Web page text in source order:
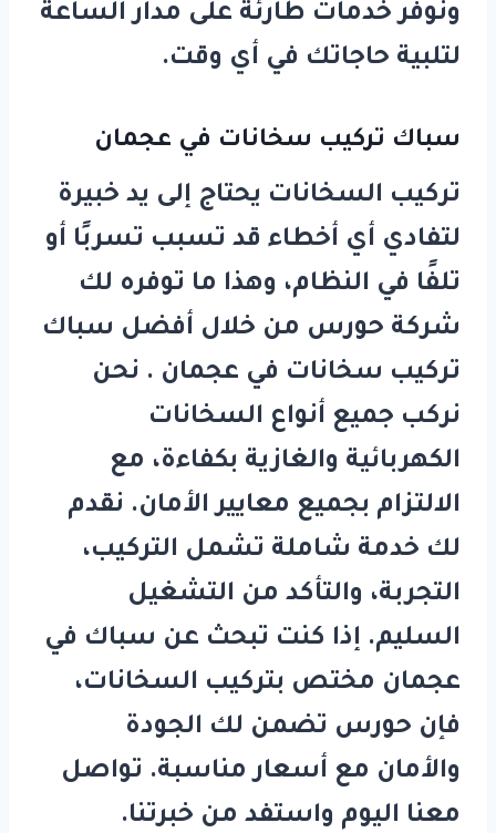
ونوفر خدمات طارئة على مدار الساعة
لتلبية حاجاتك في أي وقت.
سباك تركيب سخانات في عجمان
تركيب السخانات يحتاج إلى يد خبيرة
لتفادي أي أخطاء قد تسبب تسربًا أو
تلفًا في النظام، وهذا ما توفره لك
شركة حورس من خلال أفضل سباك
تركيب سخانات في عجمان . نحن
نركب جميع أنواع السخانات
الكهربائية والغازية بكفاءة، مع
الالتزام بجميع معايير الأمان. نقدم
لك خدمة شاملة تشمل التركيب،
التجربة، والتأكد من التشغيل
السليم. إذا كنت تبحث عن سباك في
عجمان مختص بتركيب السخانات،
فإن حورس تضمن لك الجودة
والأمان مع أسعار مناسبة. تواصل
معنا اليوم واستفد من خبرتنا.